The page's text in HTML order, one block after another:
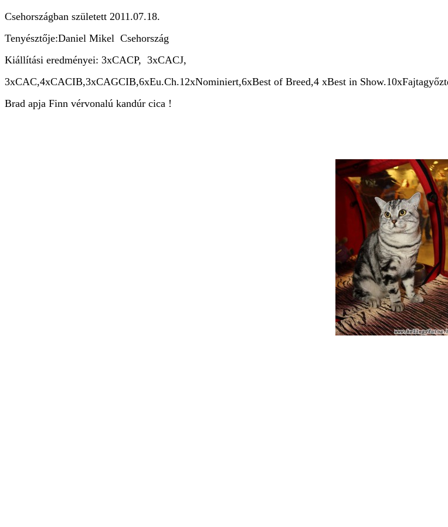
Csehországban született 2011.07.18.
Tenyésztője:Daniel Mikel Csehország
Kiállítási eredményei: 3xCACP, 3xCACJ,
3xCAC,4xCACIB,3xCAGCIB,6xEu.Ch.12xNominiert,6xBest of Breed,4 xBest in
Brad apja Finn vérvonalú kandúr cica !